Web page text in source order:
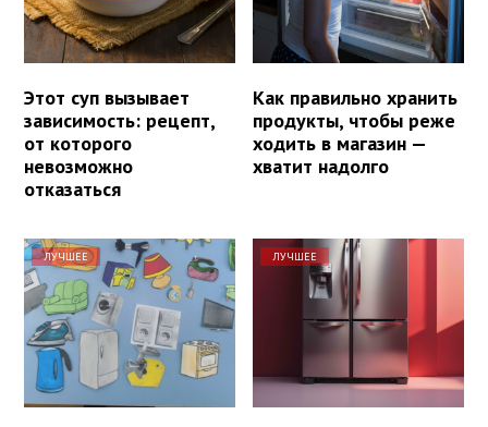
Этот суп вызывает
зависимость: рецепт,
от которого
невозможно
отказаться
Как правильно хранить
продукты, чтобы реже
ходить в магазин —
хватит надолго
ЛУЧШЕЕ ЛУЧШЕЕ